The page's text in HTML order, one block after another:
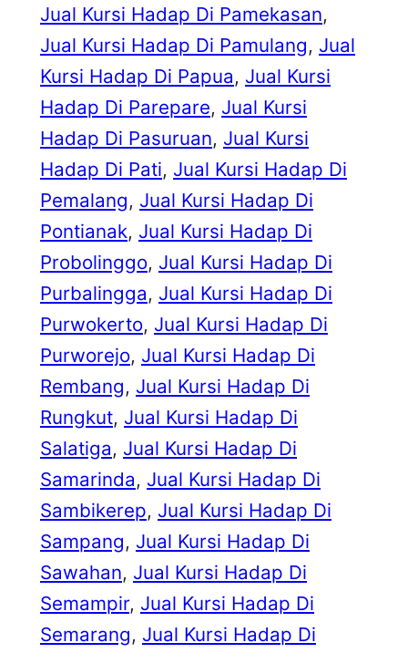
Jual Kursi Hadap Di Pamekasan
Jual Kursi Hadap Di Pamulang, Jual
Kursi Hadap Di Papua, Jual Kursi
Hadap Di Parepare, Jual Kursi
Hadap Di Pasuruan, Jual Kursi
Hadap Di Pati, Jual Kursi Hadap Di
Pemalang, Jual Kursi Hadap Di
Pontianak, Jual Kursi Hadap Di
Probolinggo, Jual Kursi Hadap Di
Purbalingga, Jual Kursi Hadap Di
Purwokerto, Jual Kursi Hadap Di
Purworejo, Jual Kursi Hadap Di
Rembang, Jual Kursi Hadap Di
Rungkut, Jual Kursi Hadap Di
Salatiga, Jual Kursi Hadap Di
Samarinda, Jual Kursi Hadap Di
Sambikerep, Jual Kursi Hadap Di
Sampang, Jual Kursi Hadap Di
Sawahan, Jual Kursi Hadap Di
Semampir, Jual Kursi Hadap Di
Semarang, Jual Kursi Hadap Di